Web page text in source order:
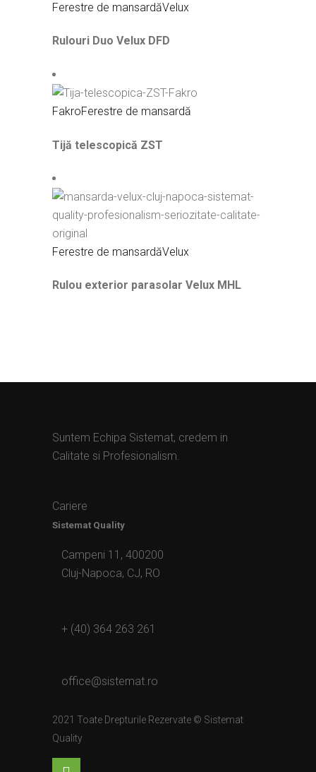
Ferestre de mansardăVelux
Rulouri Duo Velux DFD
FakroFerestre de mansardă
Tijă telescopică ZST
Ferestre de mansardăVelux
Rulou exterior parasolar Velux MHL
Suntem Echipa Sistemat, credem in
Calitate si Profesionalism.
Cariere
Sistemat Quality
Campeni 11, 400200
Cluj-Napoca, CJ, RO
+ (40) 364 263 261
office@sistemat.ro
2021 Toate Drepturile Rezervate © Sistemat
Quality